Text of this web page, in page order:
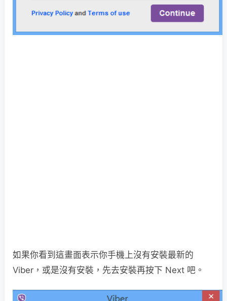
如果你看到這畫面表示你手機上沒有安裝最新的
Viber，或是沒有安裝，先去安裝再按下 Next 吧。